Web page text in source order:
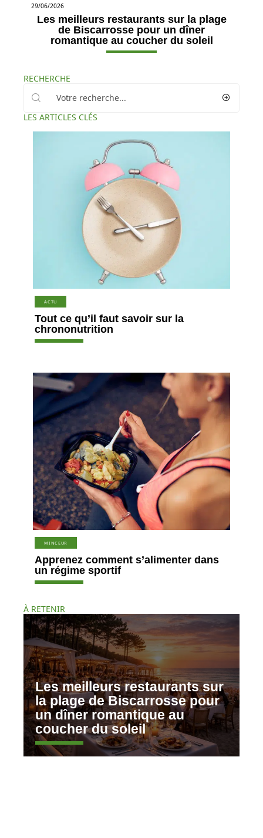
29/06/2026
Les meilleurs restaurants sur la plage
de Biscarrosse pour un dîner
romantique au coucher du soleil
RECHERCHE
LES ARTICLES CLÉS
ACTU
Tout ce qu’il faut savoir sur la
chrononutrition
MINCEUR
Apprenez comment s’alimenter dans
un régime sportif
À RETENIR
Les meilleurs restaurants sur
la plage de Biscarrosse pour
un dîner romantique au
coucher du soleil